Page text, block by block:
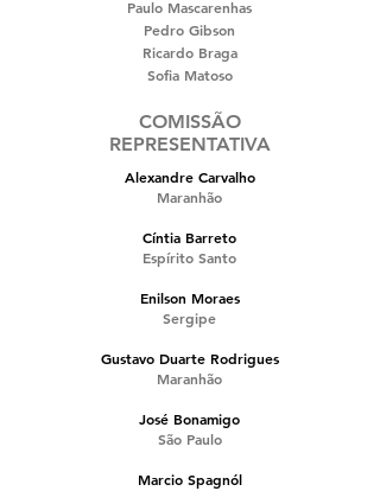
Paulo Mascarenhas
Pedro Gibson
Ricardo Braga
Sofia Matoso
COMISSÃO
REPRESENTATIVA
Alexandre Carvalho
Maranhão
Cíntia Barreto
Espírito Santo
Enilson Moraes
Sergipe
Gustavo Duarte Rodrigues
Maranhão
José Bonamigo
São Paulo
Marcio Spagnól